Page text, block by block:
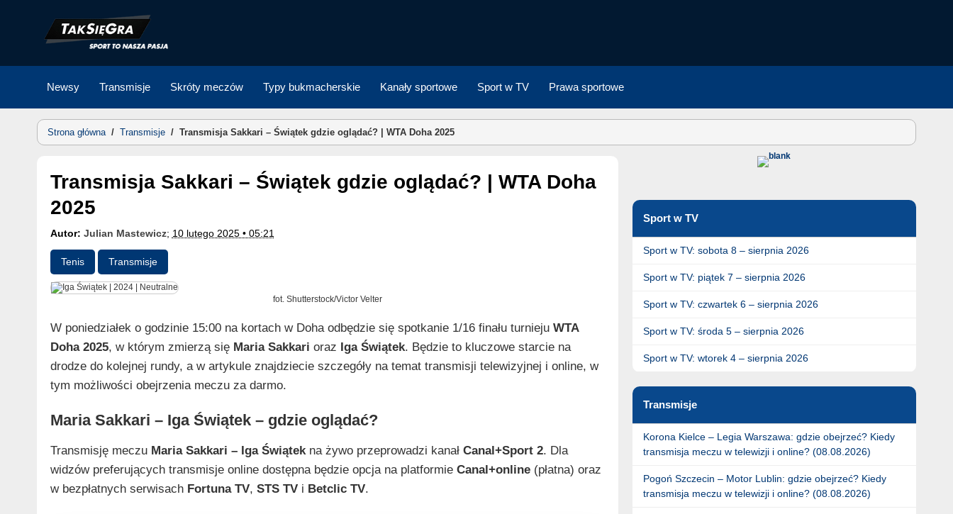
Newsy Transmisje Skróty meczów Typy bukmacherskie Kanały sportowe Sport w TV Prawa sportowe
Strona główna/ Transmisje / Transmisja Sakkari – Świątek gdzie oglądać? | WTA Doha 2025
Transmisja Sakkari – Świątek gdzie oglądać? | WTA Doha
2025
Autor: Julian Mastewicz; 10 lutego 2025 • 05:21
Tenis Transmisje
fot. Shutterstock/Victor Velter
W poniedziałek o godzinie 15:00 na kortach w Doha odbędzie się spotkanie 1/16 finału turnieju WTA
Doha 2025, w którym zmierzą się Maria Sakkari oraz Iga Świątek. Będzie to kluczowe starcie na
drodze do kolejnej rundy, a w artykule znajdziecie szczegóły na temat transmisji telewizyjnej i online, w
tym możliwości obejrzenia meczu za darmo.
Maria Sakkari – Iga Świątek – gdzie oglądać?
Transmisję meczu Maria Sakkari – Iga Świątekna żywo przeprowadzi kanał Canal+Sport 2. Dla
widzów preferujących transmisje online dostępna będzie opcja na platformie Canal+online(płatna) oraz
w bezpłatnych serwisach Fortuna TV, STS TVi Betclic TV.
Sport w TV
Sport w TV: sobota 8 – sierpnia 2026
Sport w TV: piątek 7 – sierpnia 2026
Sport w TV: czwartek 6 – sierpnia 2026
Sport w TV: środa 5 – sierpnia 2026
Sport w TV: wtorek 4 – sierpnia 2026
Transmisje
Korona Kielce – Legia Warszawa: gdzie obejrzeć? Kiedy
transmisja meczu w telewizji i online? (08.08.2026)
Pogoń Szczecin – Motor Lublin: gdzie obejrzeć? Kiedy
transmisja meczu w telewizji i online? (08.08.2026)